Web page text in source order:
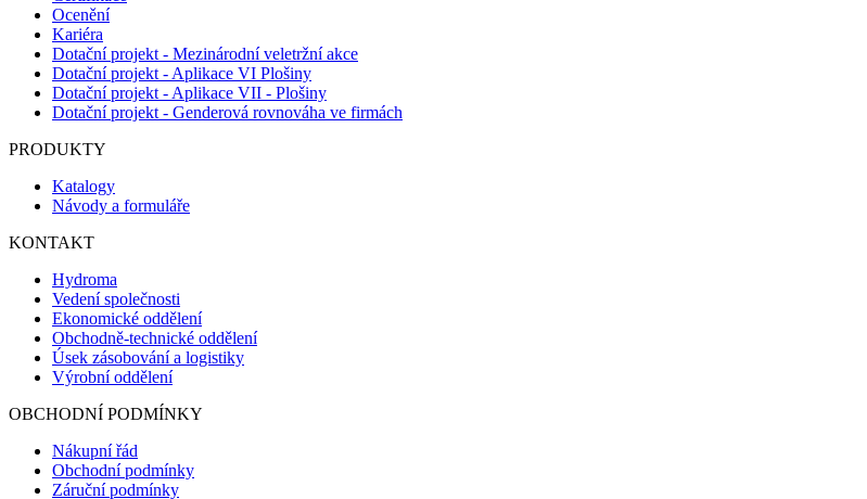
Ocenění
Kariéra
Dotační projekt - Mezinárodní veletržní akce
Dotační projekt - Aplikace VI Plošiny
Dotační projekt - Aplikace VII - Plošiny
Dotační projekt - Genderová rovnováha ve firmách
PRODUKTY
Katalogy
Návody a formuláře
KONTAKT
Hydroma
Vedení společnosti
Ekonomické oddělení
Obchodně-technické oddělení
Úsek zásobování a logistiky
Výrobní oddělení
OBCHODNÍ PODMÍNKY
Nákupní řád
Obchodní podmínky
Záruční podmínky